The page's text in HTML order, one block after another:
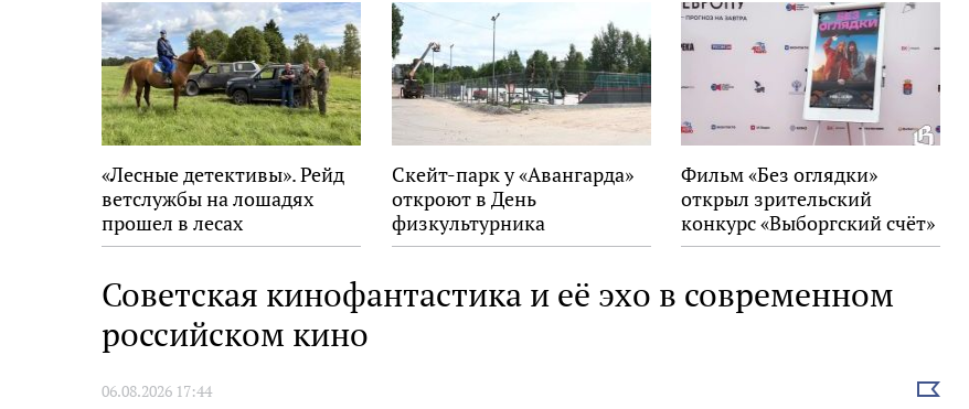
«Лесные детективы». Рейд
ветслужбы на лошадях
прошел в лесах
Выборгского района
Скейт-парк у «Авангарда»
откроют в День
физкультурника
Фильм «Без оглядки»
открыл зрительский
конкурс «Выборгский счёт»
на 34-м фестивале «Окно в
Советская кинофантастика и её эхо в современном
российском кино
06.08.2026 17:44
Выбрать